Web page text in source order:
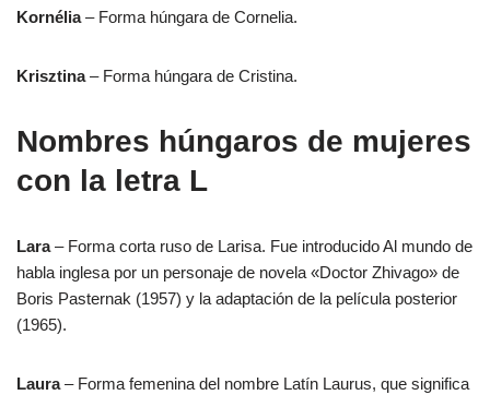
Kornélia– Forma húngara de Cornelia.
Krisztina– Forma húngara de Cristina.
Nombres húngaros de mujeres
con la letra L
Lara– Forma corta ruso de Larisa. Fue introducido Al mundo de
habla inglesa por un personaje de novela «Doctor Zhivago» de
Boris Pasternak (1957) y la adaptación de la película posterior
(1965).
Laura– Forma femenina del nombre Latín Laurus, que significa